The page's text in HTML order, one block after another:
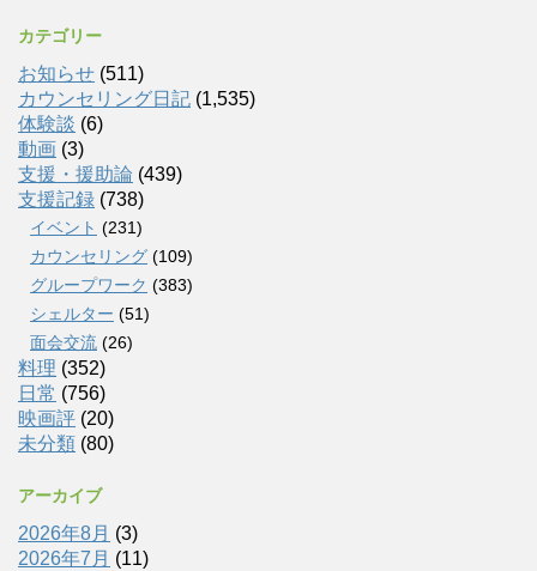
カテゴリー
お知らせ (511)
カウンセリング日記 (1,535)
体験談 (6)
動画 (3)
支援・援助論 (439)
支援記録 (738)
イベント (231)
カウンセリング (109)
グループワーク (383)
シェルター (51)
面会交流 (26)
料理 (352)
日常 (756)
映画評 (20)
未分類 (80)
アーカイブ
2026年8月 (3)
2026年7月 (11)